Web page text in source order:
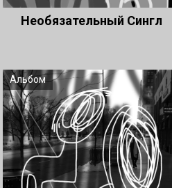
Необязательный Сингл
Альбом